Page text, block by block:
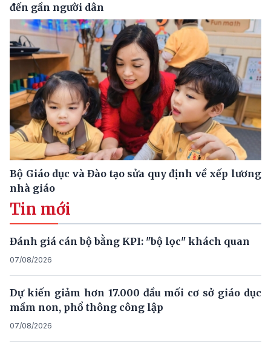
đến gần người dân
Bộ Giáo dục và Đào tạo sửa quy định về xếp lương
nhà giáo
Tin mới
Đánh giá cán bộ bằng KPI: "bộ lọc" khách quan
07/08/2026
Dự kiến giảm hơn 17.000 đầu mối cơ sở giáo dục
mầm non, phổ thông công lập
07/08/2026